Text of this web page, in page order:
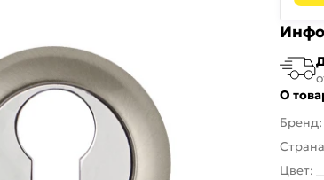
О
Бренд:
Цвет: